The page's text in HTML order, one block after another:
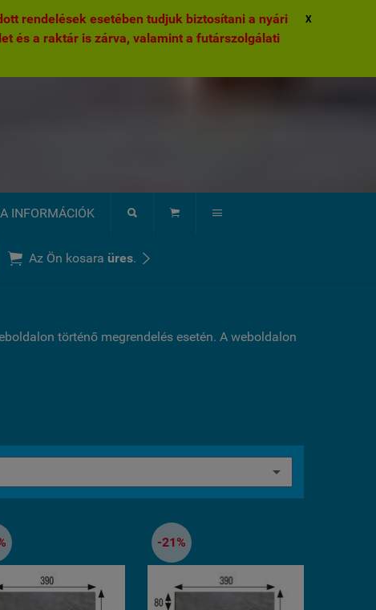
rendelések esetében tudjuk biztosítani a nyári
és a raktár is zárva, valamint a futárszolgálati
X
INFORMÁCIÓK   
 Az Ön kosara üres. 
történő megrendelés esetén. A weboldalon
-21%